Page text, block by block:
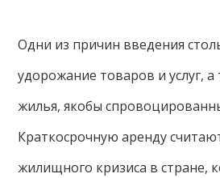
Одни из причин введения
удорожание товаров и услуг,
жилья, якобы
Краткосрочную аренду
жилищного кризиса в стране,